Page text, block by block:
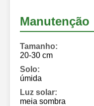
Manutenção
Tamanho:
20-30 cm
Solo:
úmida
Luz solar:
meia sombra